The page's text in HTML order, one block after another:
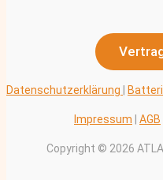
Datenschutzerklärung
Impressum AGB
Copyright © 2026